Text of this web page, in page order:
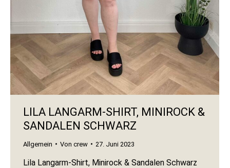
LILA LANGARM-SHIRT, MINIROCK &
SANDALEN SCHWARZ
Allgemein Von crew 27. Juni 2023
Lila Langarm-Shirt, Minirock & Sandalen Schwarz